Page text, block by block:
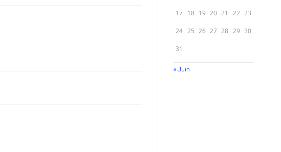
17 18 19 20 21 22 23
24 25 26 27 28 29 30
31
« Juin